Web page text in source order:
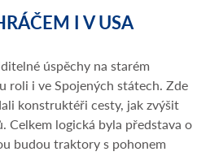
I V USA
úspěchy na starém
roli i ve Spojených státech. Zde
konstruktéři cesty, jak zvýšit
logická byla představa o
budou traktory s pohonem